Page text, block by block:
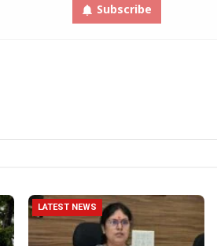
Subscribe
LATEST NEWS